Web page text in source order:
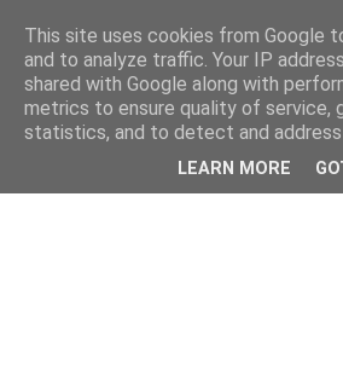
This site uses cookies from Google
and to analyze traffic. Your IP
shared with Google along with
metrics to ensure quality of service,
statistics, and to detect and address
LEARN MORE